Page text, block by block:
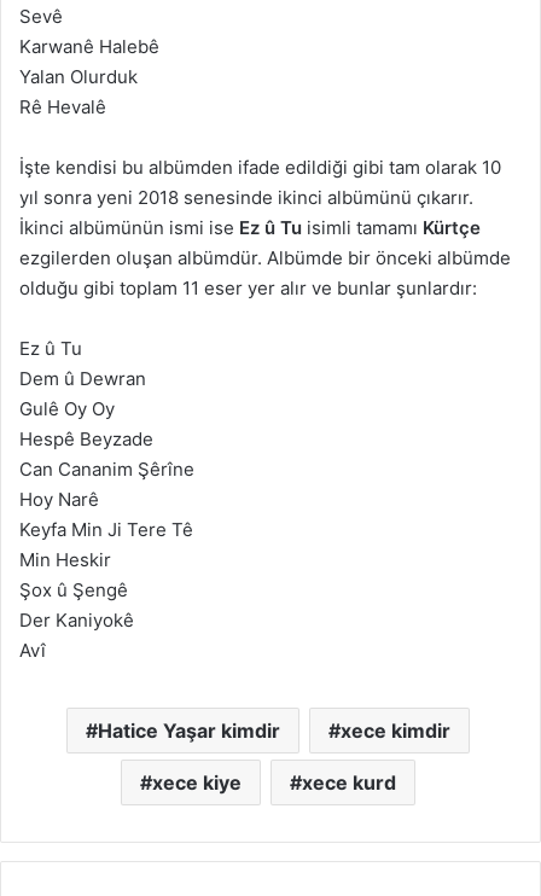
Sevê
Karwanê Halebê
Yalan Olurduk
Rê Hevalê
İşte kendisi bu albümden ifade edildiği gibi tam olarak 10
yıl sonra yeni 2018 senesinde ikinci albümünü çıkarır.
İkinci albümünün ismi ise Ez û Tu isimli tamamı Kürtçe
ezgilerden oluşan albümdür. Albümde bir önceki albümde
olduğu gibi toplam 11 eser yer alır ve bunlar şunlardır:
Ez û Tu
Dem û Dewran
Gulê Oy Oy
Hespê Beyzade
Can Cananim Şêrîne
Hoy Narê
Keyfa Min Ji Tere Tê
Min Heskir
Şox û Şengê
Der Kaniyokê
Avî
Hatice Yaşar kimdir xece kimdir
xece kiye xece kurd